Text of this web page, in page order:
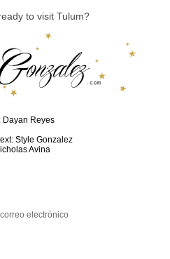
to visit Tulum?
Dayan Reyes
Style Gonzalez
Avina
electrónico